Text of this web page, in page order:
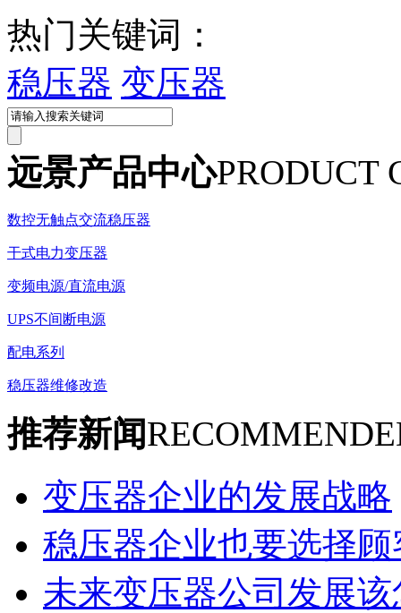
热门关键词：
稳压器 变压器
远景产品中心PRODUCT
数控无触点交流稳压器
干式电力变压器
变频电源/直流电源
UPS不间断电源
配电系列
稳压器维修改造
推荐新闻
变压器企业的发展战略
稳压器企业也要选择顾
未来变压器公司发展